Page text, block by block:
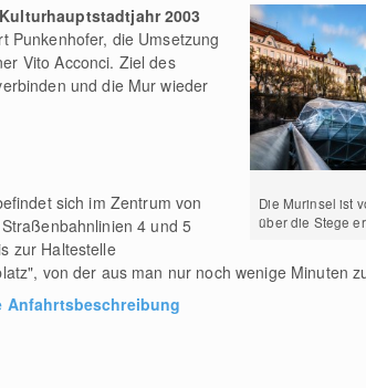
Die Murinsel ist
über die Stege
Kulturhauptstadtjahr 2003
Punkenhofer, die Umsetzung
Vito Acconci. Ziel des
und die Mur wieder
sich im Zentrum von
4 und 5
zur Haltestelle
von der aus man nur noch wenige Minuten
Anfahrtsbeschreibung